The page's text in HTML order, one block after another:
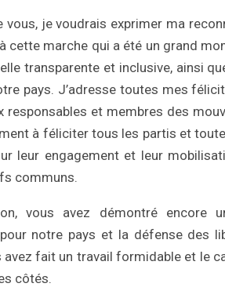
vous, je voudrais exprimer ma
cette marche qui a été un grand
transparente et inclusive, ainsi
pays. J’adresse toutes mes
responsables et membres des
à féliciter tous les partis et
leur engagement et leur
communs.
vous avez démontré encore
pour notre pays et la défense des
fait un travail formidable et le
côtés.